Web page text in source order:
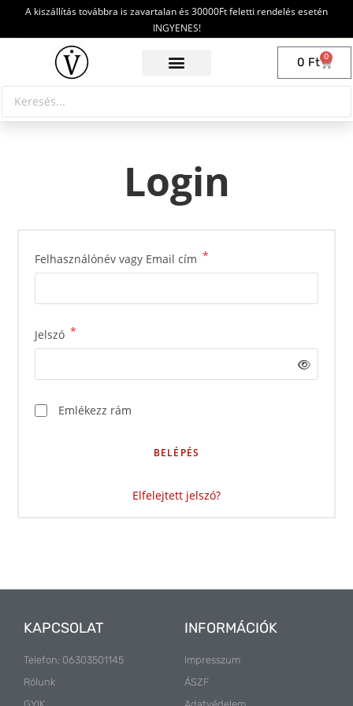
A kiszállítás továbbra is zavartalan és 30000Ft feletti rendelés esetén
INGYENES!
0 Ft 0
Login
Felhasználónév vagy Email cím *
Jelszó *
Emlékezz rám
BELÉPÉS
Elfelejtett jelszó?
KAPCSOLAT
Telefon: 06303501145
Rólunk
INFORMÁCIÓK
Impresszum
ÁSZF